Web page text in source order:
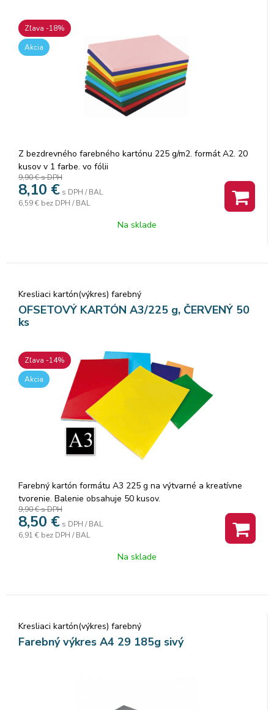
Zľava -18%
Akcia
Z bezdrevného farebného kartónu 225 g/m2. formát A2. 20
kusov v 1 farbe. vo fólii
9,90 €s DPH
8,10 € s DPH / BAL
6,59 € bez DPH / BAL
Na sklade
Kresliaci kartón(výkres) farebný
OFSETOVÝ KARTÓN A3/225 g, ČERVENÝ 50
ks
Zľava -14%
Akcia
Farebný kartón formátu A3 225 g na výtvarné a kreatívne
tvorenie. Balenie obsahuje 50 kusov.
9,90 €s DPH
8,50 € s DPH / BAL
6,91 € bez DPH / BAL
Na sklade
Kresliaci kartón(výkres) farebný
Farebný výkres A4 29 185g sivý